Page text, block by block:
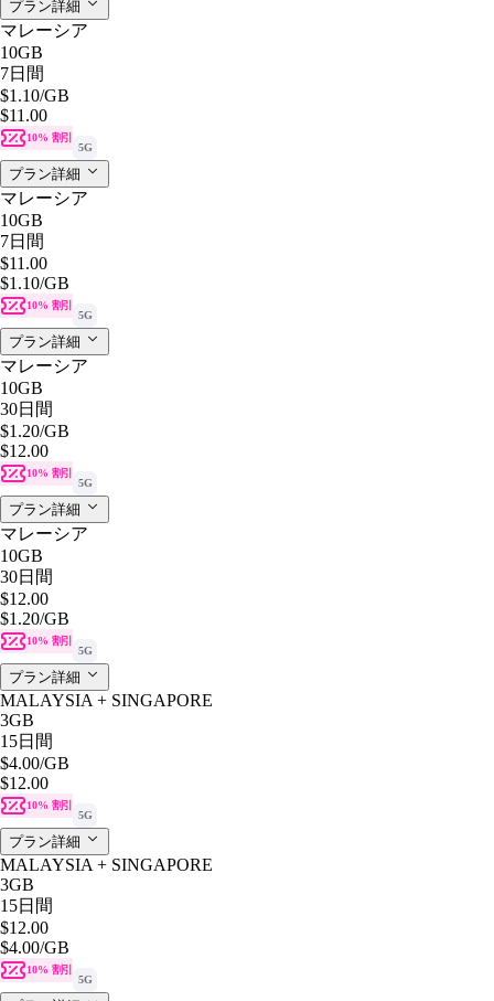
プラン詳細
マレーシア
10GB
7日間
$1.10/GB
$11.00
10% 割引
5G
プラン詳細
マレーシア
10GB
7日間
$11.00
$1.10/GB
10% 割引
5G
プラン詳細
マレーシア
10GB
30日間
$1.20/GB
$12.00
10% 割引
5G
プラン詳細
マレーシア
10GB
30日間
$12.00
$1.20/GB
10% 割引
5G
プラン詳細
MALAYSIA + SINGAPORE
3GB
15日間
$4.00/GB
$12.00
10% 割引
5G
プラン詳細
MALAYSIA + SINGAPORE
3GB
15日間
$12.00
$4.00/GB
10% 割引
5G